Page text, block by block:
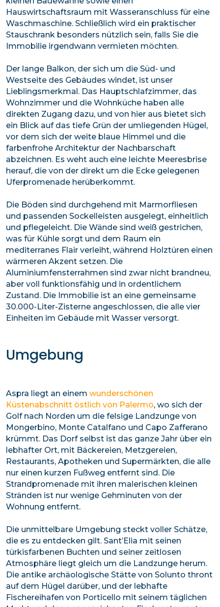
Hauswirtschaftsraum mit Wasseranschluss für eine
Waschmaschine. Schließlich wird ein praktischer
Stauschrank besonders nützlich sein, falls Sie die
Immobilie irgendwann vermieten möchten.
Der lange Balkon, der sich um die Süd- und
Westseite des Gebäudes windet, ist unser
Lieblingsmerkmal. Das Hauptschlafzimmer, das
Wohnzimmer und die Wohnküche haben alle
direkten Zugang dazu, und von hier aus bietet sich
ein Blick auf das tiefe Grün der umliegenden Hügel,
vor dem sich der weite blaue Himmel und die
farbenfrohe Architektur der Nachbarschaft
abzeichnen. Es weht auch eine leichte Meeresbrise
herauf, die von der direkt um die Ecke gelegenen
Uferpromenade herüberkommt.
Die Böden sind durchgehend mit Marmorfliesen
und passenden Sockelleisten ausgelegt, einheitlich
und pflegeleicht. Die Wände sind weiß gestrichen,
was für Kühle sorgt und dem Raum ein
mediterranes Flair verleiht, während Holztüren einen
wärmeren Akzent setzen. Die
Aluminiumfensterrahmen sind zwar nicht brandneu,
aber voll funktionsfähig und in ordentlichem
Zustand. Die Immobilie ist an eine gemeinsame
30.000-Liter-Zisterne angeschlossen, die alle vier
Einheiten im Gebäude mit Wasser versorgt.
Umgebung
Aspra liegt an einem wunderschönen
Küstenabschnitt östlich von Palermo, wo sich der
Golf nach Norden um die felsige Landzunge von
Mongerbino, Monte Catalfano und Capo Zafferano
krümmt. Das Dorf selbst ist das ganze Jahr über ein
lebhafter Ort, mit Bäckereien, Metzgereien,
Restaurants, Apotheken und Supermärkten, die alle
nur einen kurzen Fußweg entfernt sind. Die
Strandpromenade mit ihren malerischen kleinen
Stränden ist nur wenige Gehminuten von der
Wohnung entfernt.
Die unmittelbare Umgebung steckt voller Schätze,
die es zu entdecken gilt. Sant’Elia mit seinen
türkisfarbenen Buchten und seiner zeitlosen
Atmosphäre liegt gleich um die Landzunge herum.
Die antike archäologische Stätte von Solunto thront
auf dem Hügel darüber, und der lebhafte
Fischereihafen von Porticello mit seinem täglichen